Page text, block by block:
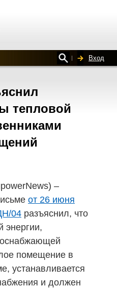
Вход
тепловой
–
от 26 июня
04 разъяснил, что
энергии,
помещение в
устанавливается
и должен